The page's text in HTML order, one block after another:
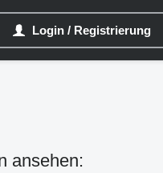
Login / Registrierung
ansehen: